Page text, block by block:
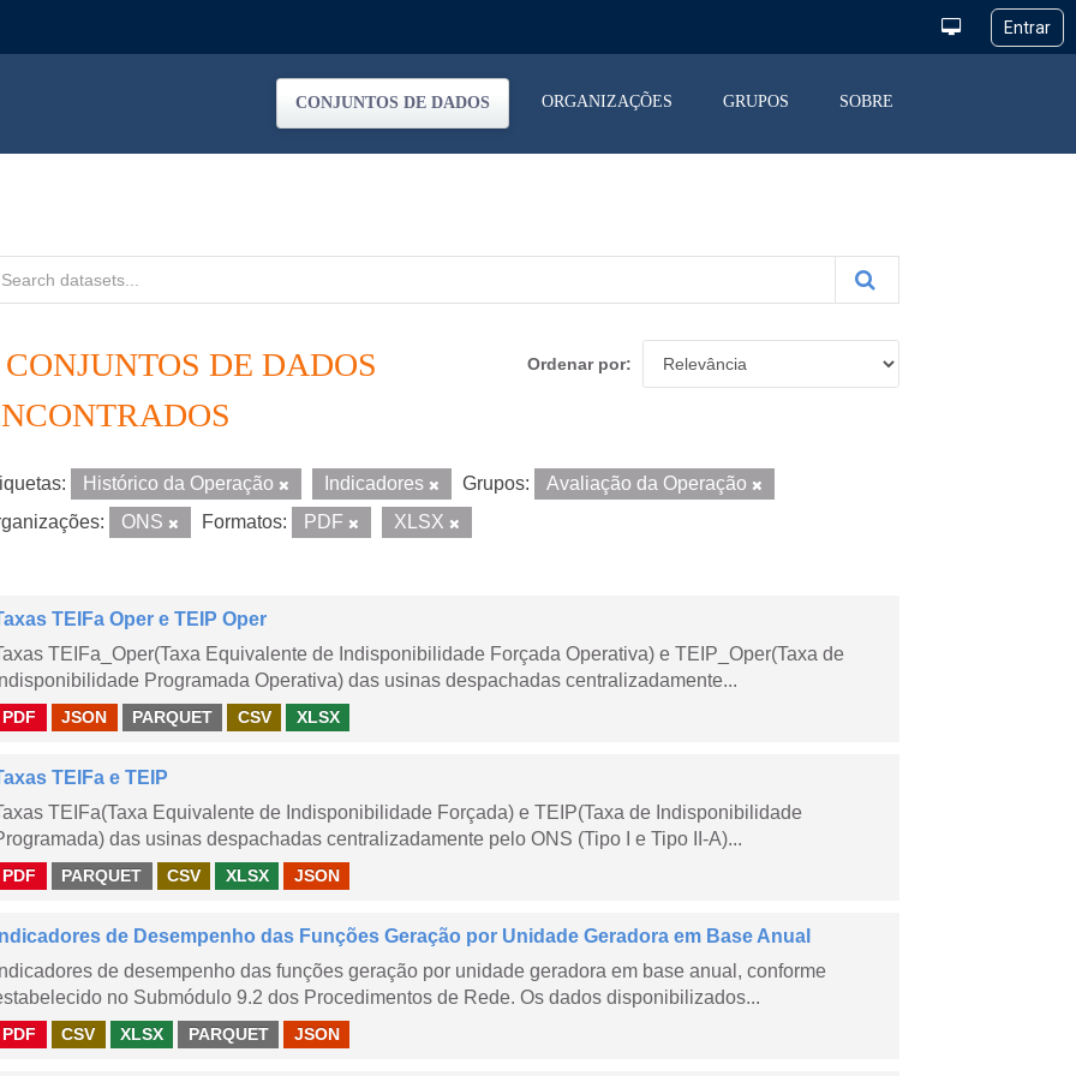
CONJUNTOS DE DADOS ORGANIZAÇÕES GRUPOS SOBRE
Ordenar por
CONJUNTOS DE DADOS
Histórico da Operação Indicadores Grupos:
Avaliação da Operação
ONS Formatos: PDF XLSX
TEIFa Oper e TEIP Oper
TEIFa_Oper(Taxa Equivalente de Indisponibilidade Forçada Operativa) e TEIP_Oper(Taxa de
Indisponibilidade Programada Operativa) das usinas despachadas centralizadamente...
PDF JSON PARQUET CSV XLSX
TEIFa e TEIP
TEIFa(Taxa Equivalente de Indisponibilidade Forçada) e TEIP(Taxa de Indisponibilidade
das usinas despachadas centralizadamente pelo ONS (Tipo I e Tipo II-A)...
PDF PARQUET CSV XLSX JSON
Indicadores de Desempenho das Funções Geração por Unidade Geradora em Base Anual
Indicadores de desempenho das funções geração por unidade geradora em base anual, conforme
no Submódulo 9.2 dos Procedimentos de Rede. Os dados disponibilizados...
PDF CSV XLSX PARQUET JSON